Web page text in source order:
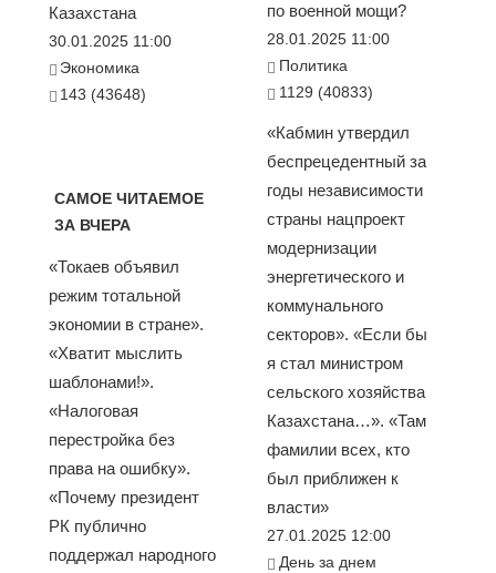
Казахстана
30.01.2025 11:00
Экономика
143 (43648)
САМОЕ ЧИТАЕМОЕ
ЗА ВЧЕРА
«Токаев объявил
режим тотальной
экономии в стране».
«Хватит мыслить
шаблонами!».
«Налоговая
перестройка без
права на ошибку».
«Почему президент
РК публично
поддержал народного
по военной мощи?
28.01.2025 11:00
Политика
1129 (40833)
«Кабмин утвердил
беспрецедентный за
годы независимости
страны нацпроект
модернизации
энергетического и
коммунального
секторов». «Если бы
я стал министром
сельского хозяйства
Казахстана…». «Там
фамилии всех, кто
был приближен к
власти»
27.01.2025 12:00
День за днем